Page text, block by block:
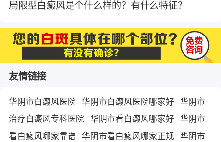
局限型白癜风是个什么样的？有什么特征？
友情链接
华阴市白癜风医院 华阴市白癜风医院哪家好 华阴市
治疗白癜风专科医院 华阴市看白癜风哪家好 华阴市
看白癜风哪家靠谱 华阴市看白癜风哪家正规 华阴市